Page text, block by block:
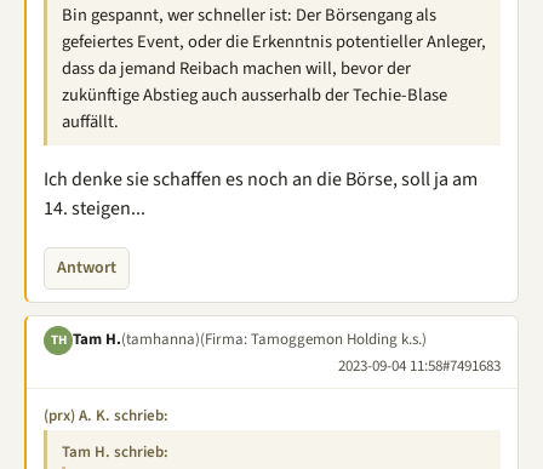
Bin gespannt, wer schneller ist: Der Börsengang als
gefeiertes Event, oder die Erkenntnis potentieller Anleger,
dass da jemand Reibach machen will, bevor der
zukünftige Abstieg auch ausserhalb der Techie-Blase
auffällt.
Ich denke sie schaffen es noch an die Börse, soll ja am
14. steigen...
Antwort
TH Tam H.(tamhanna)(Firma: Tamoggemon Holding k.s.)
2023-09-04 11:58#7491683
(prx) A. K. schrieb:
Tam H. schrieb: